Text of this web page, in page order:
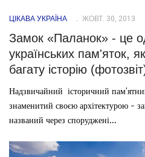
ЦІКАВА УКРАЇНА ЖОВТ. 30, 2013
Замок «Паланок» - це
українських пам'яток,
багату історію
Надзвичайний історичний
знаменитий своєю архітектурою -
названий через споруджені...